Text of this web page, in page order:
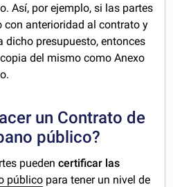
Así, por ejemplo, si las partes
con anterioridad al contrato y
dicho presupuesto, entonces
del mismo como Anexo
un Contrato de
público?
puedencertificar las
público para tener un nivel de